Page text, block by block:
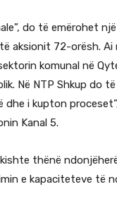
do të emërohet
aksionit 72-orësh.
komunal në
Në NTP Shkup do
dhe i kupton
Kanal 5.
thënë
e kapaciteteve të